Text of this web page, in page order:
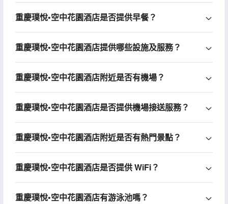
重慶璞悅•空中花園酒店是否提供早餐？
重慶璞悅•空中花園酒店提供哪些設施及服務？
重慶璞悅•空中花園酒店附近是否有機場？
重慶璞悅•空中花園酒店是否提供機場接送服務？
重慶璞悅•空中花園酒店附近是否有熱門景點？
重慶璞悅•空中花園酒店是否提供 WiFi？
重慶璞悅•空中花園酒店有游泳池嗎？